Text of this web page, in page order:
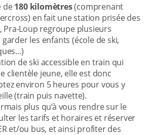
de180 kilomètres(comprenant
en fait une station prisée des
Pra-Loup regroupe plusieurs
les enfants (école de ski,
de ski accessible en train qui
clientèle jeune, elle est donc
environ 5 heures pour vous y
(train puis navette).
plus qu’à vous rendre sur le
les tarifs et horaires et réserver
et/ou bus, et ainsi profiter des